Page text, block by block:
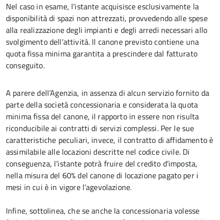
Nel caso in esame, l’istante acquisisce esclusivamente la
disponibilità di spazi non attrezzati, provvedendo alle spese
alla realizzazione degli impianti e degli arredi necessari allo
svolgimento dell’attività. Il canone previsto contiene una
quota fissa minima garantita a prescindere dal fatturato
conseguito.
A parere dell’Agenzia, in assenza di alcun servizio fornito da
parte della società concessionaria e considerata la quota
minima fissa del canone, il rapporto in essere non risulta
riconducibile ai contratti di servizi complessi. Per le sue
caratteristiche peculiari, invece, il contratto di affidamento è
assimilabile alle locazioni descritte nel codice civile. Di
conseguenza, l’istante potrà fruire del credito d’imposta,
nella misura del 60% del canone di locazione pagato per i
mesi in cui è in vigore l’agevolazione.
Infine, sottolinea, che se anche la concessionaria volesse